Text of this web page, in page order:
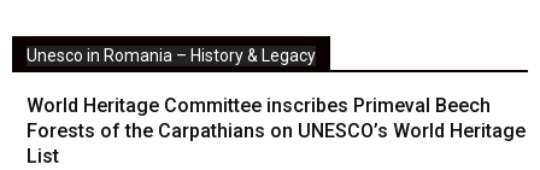
Unesco in Romania – History & Legacy
World Heritage Committee inscribes Primeval Beech
Forests of the Carpathians on UNESCO’s World Heritage
List